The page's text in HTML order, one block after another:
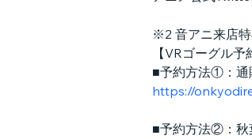
※2 音アニ来店特
【VRゴーグル予
■予約方法①：通
https://
■予約方法②：秋